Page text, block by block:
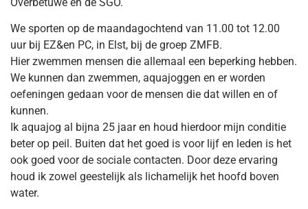
We sporten op de maandagochtend van 11.00 tot 12.00
uur bij EZ&en PC, in Elst, bij de groep ZMFB.
Hier zwemmen mensen die allemaal een beperking hebben.
We kunnen dan zwemmen, aquajoggen en er worden
oefeningen gedaan voor de mensen die dat willen en of
kunnen.
Ik aquajog al bijna 25 jaar en houd hierdoor mijn conditie
beter op peil. Buiten dat het goed is voor lijf en leden is het
ook goed voor de sociale contacten. Door deze ervaring
houd ik zowel geestelijk als lichamelijk het hoofd boven
water.